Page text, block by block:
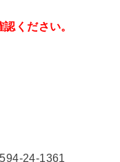
ください。
24-1361